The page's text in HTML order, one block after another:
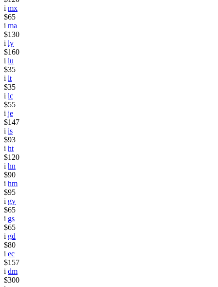
i mx
$65
i ma
$130
i ly
$160
i lu
$35
i lt
$35
i lc
$55
i je
$147
i is
$93
i ht
$120
i hn
$90
i hm
$95
i gy
$65
i gs
$65
i gd
$80
i ec
$157
i dm
$300